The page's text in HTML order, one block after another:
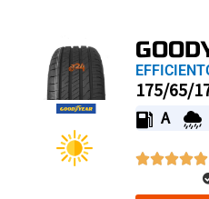
175/65/
A